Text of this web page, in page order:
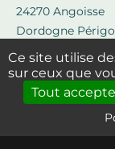
24270 Angoisse
Dordogne
+33 (0)5 53 52 37 91
FAIRE
Ce site utilise
sur ceux que
Tout